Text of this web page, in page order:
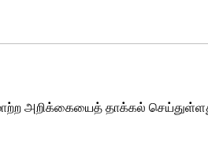
அறிக்கையைத் தாக்கல்